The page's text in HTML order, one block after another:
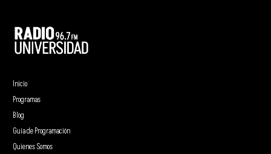
Inicio
Programas
Blog
Guía de Programación
Quienes Somos